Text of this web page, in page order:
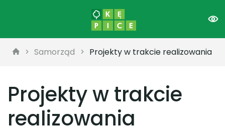
Samorząd Projekty w trakcie realizowania
Projekty w trakcie
realizowania